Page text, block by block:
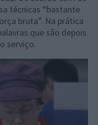
técnicas “bastante
bruta”. Na prática
que são depois
serviço.